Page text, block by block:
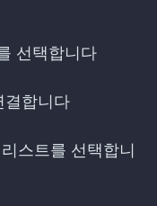
선택합니다
결합니다
스트를 선택합니